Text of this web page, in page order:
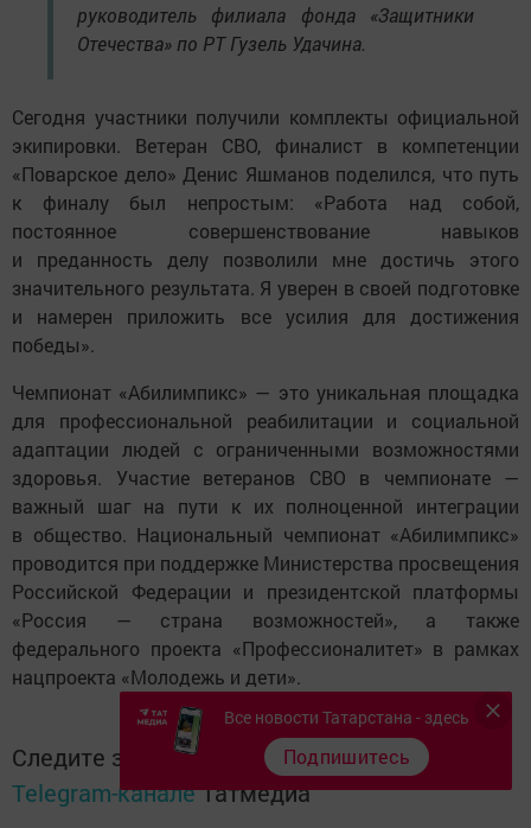
руководитель филиала фонда «Защитники
Отечества» по РТ Гузель Удачина.
Сегодня участники получили комплекты официальной
экипировки. Ветеран СВО, финалист в компетенции
«Поварское дело» Денис Яшманов поделился, что путь
к финалу был непростым: «Работа над собой,
постоянное совершенствование навыков
и преданность делу позволили мне достичь этого
значительного результата. Я уверен в своей подготовке
и намерен приложить все усилия для достижения
победы».
Чемпионат «Абилимпикс» — это уникальная площадка
для профессиональной реабилитации и социальной
адаптации людей с ограниченными возможностями
здоровья. Участие ветеранов СВО в чемпионате —
важный шаг на пути к их полноценной интеграции
в общество. Национальный чемпионат «Абилимпикс»
проводится при поддержке Министерства просвещения
Российской Федерации и президентской платформы
«Россия — страна возможностей», а также
федерального проекта «Профессионалитет» в рамках
нацпроекта «Молодежь и дети».
Следите за самым важным и интересным в
Telegram-каналеТатмедиа
Все новости Татарстана - здесь
Подпишитесь